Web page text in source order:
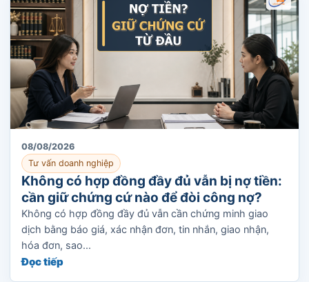
08/08/2026
Tư vấn doanh nghiệp
Không có hợp đồng đầy đủ vẫn bị nợ tiền:
cần giữ chứng cứ nào để đòi công nợ?
Không có hợp đồng đầy đủ vẫn cần chứng minh giao
dịch bằng báo giá, xác nhận đơn, tin nhắn, giao nhận,
hóa đơn, sao...
Đọc tiếp